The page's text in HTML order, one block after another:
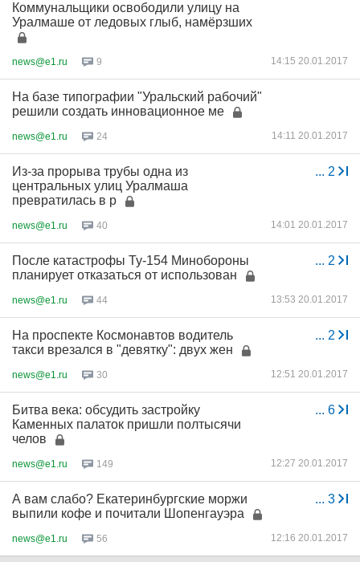
Коммунальщики освободили улицу на
Уралмаше от ледовых глыб, намёрзших
news@e1.ru 9 14:15 20.01.2017
На базе типографии "Уральский рабочий"
решили создать инновационное ме
news@e1.ru 24 14:11 20.01.2017
... 2
Из-за прорыва трубы одна из
центральных улиц Уралмаша
превратилась в р
news@e1.ru 40 14:01 20.01.2017
... 2
После катастрофы Ту-154 Минобороны
планирует отказаться от использован
news@e1.ru 44 13:53 20.01.2017
... 2
На проспекте Космонавтов водитель
такси врезался в "девятку": двух жен
news@e1.ru 30 12:51 20.01.2017
... 6
Битва века: обсудить застройку
Каменных палаток пришли полтысячи
челов
news@e1.ru 149 12:27 20.01.2017
... 3
А вам слабо? Екатеринбургские моржи
выпили кофе и почитали Шопенгауэра
news@e1.ru 56 12:16 20.01.2017